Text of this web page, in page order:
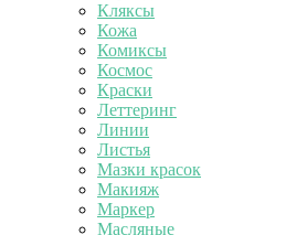
Кляксы
Кожа
Комиксы
Космос
Краски
Леттеринг
Линии
Листья
Мазки красок
Макияж
Маркер
Масляные